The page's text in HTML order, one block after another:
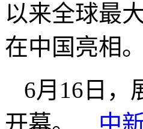
以来全球最
在中国亮相。
6月16日，
开幕。 中